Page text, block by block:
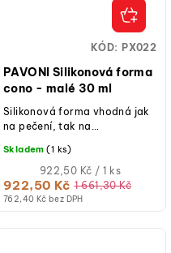
PAVONI Silikonová forma
cono - malé 30 ml
762,40 Kč bez DPH
922,50 Kč 1 661,30 Kč
Měrná
cena:
922,50 Kč / 1 ks
Skladem (1 ks)
Silikonová forma vhodná jak
na pečení, tak na
KÓD: PX022